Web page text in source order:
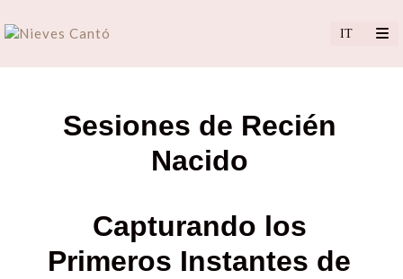
Sesiones de Recién
Nacido
Capturando los
Primeros Instantes de